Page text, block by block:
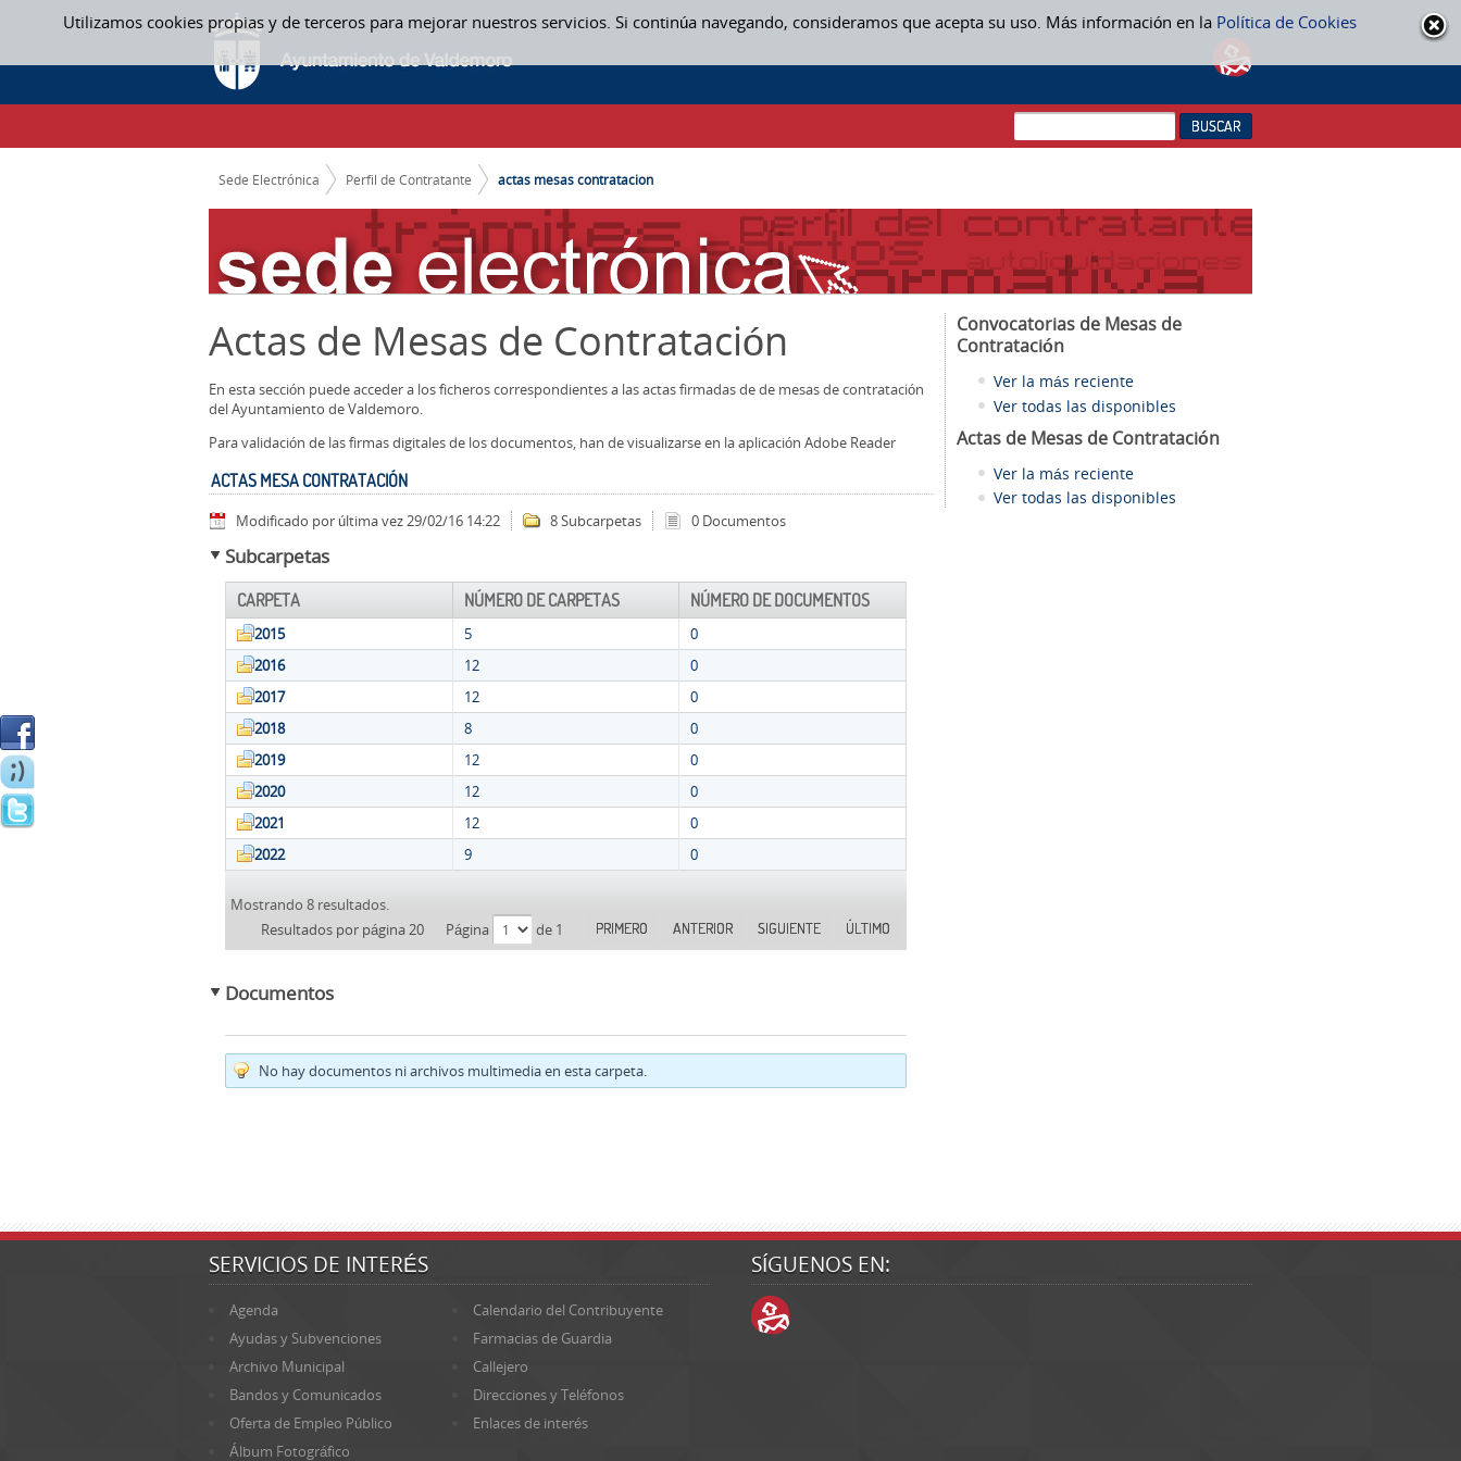
Utilizamos cookies propias y de terceros para mejorar nuestros servicios. Si continúa navegando, consideramos que acepta su uso. Más información en la Política de Cookies
Saltar al contenido
ACTAS MESA CONTRATACIÓN - ACTAS MESAS CONTRATACION
CAMINO DE MIGAS
Sede Electrónica Perfil de Contratante actas mesas contratacion
Actas de Mesas de Contratación
En esta sección puede acceder a los ficheros correspondientes a las actas firmadas de de mesas de contratación
del Ayuntamiento de Valdemoro.
Para validación de las firmas digitales de los documentos, han de visualizarse en la aplicación Adobe Reader
ACTAS MESA CONTRATACIÓN
Modificado por última vez 29/02/16 14:22 8 Subcarpetas 0 Documentos
Subcarpetas
CARPETA NÚMERO DE CARPETAS NÚMERO DE DOCUMENTOS
2015 5
0
2016
12
0
2017
12
0
2018
8
0
2019
12
0
2020
12
0
2021
12
0
2022
9 0
Mostrando 8 resultados.
Resultados por página 20
Página de 1 PRIMERO ANTERIOR SIGUIENTE ÚLTIMO
Documentos
No hay documentos ni archivos multimedia en esta carpeta.
Convocatorias de Mesas de
Contratación
Ver la más reciente
Ver todas las disponibles
Actas de Mesas de Contratación
Ver la más reciente
Ver todas las disponibles
SERVICIOS DE INTERÉS
Agenda
Calendario del Contribuyente
Ayudas y Subvenciones
Farmacias de Guardia
Archivo Municipal
Callejero
Bandos y Comunicados
Direcciones y Teléfonos
Oferta de Empleo Público
Enlaces de interés
Álbum Fotográfico
SÍGUENOS EN: